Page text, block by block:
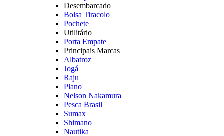
Desembarcado
Bolsa Tiracolo
Pochete
Utilitário
Porta Empate
Principais Marcas
Albatroz
Jogá
Raju
Plano
Nelson Nakamura
Pesca Brasil
Sumax
Shimano
Nautika